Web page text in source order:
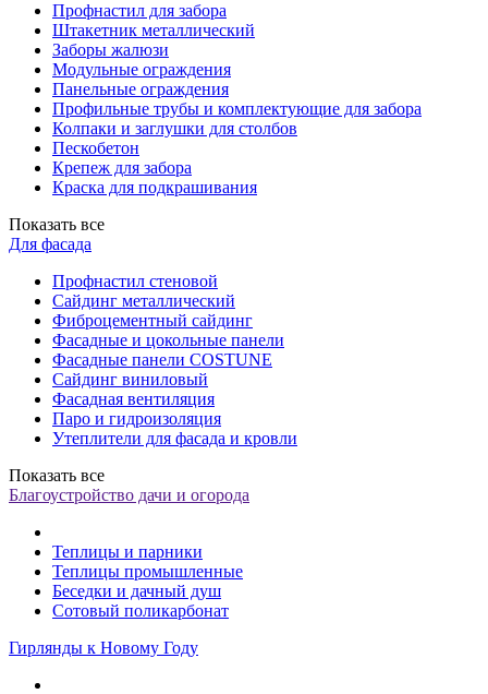
Профнастил для забора
Штакетник металлический
Заборы жалюзи
Модульные ограждения
Панельные ограждения
Профильные трубы и комплектующие для забора
Колпаки и заглушки для столбов
Пескобетон
Крепеж для забора
Краска для подкрашивания
Показать все
Для фасада
Профнастил стеновой
Сайдинг металлический
Фиброцементный сайдинг
Фасадные и цокольные панели
Фасадные панели COSTUNE
Сайдинг виниловый
Фасадная вентиляция
Паро и гидроизоляция
Утеплители для фасада и кровли
Показать все
Благоустройство дачи и огорода
Теплицы и парники
Теплицы промышленные
Беседки и дачный душ
Сотовый поликарбонат
Гирлянды к Новому Году